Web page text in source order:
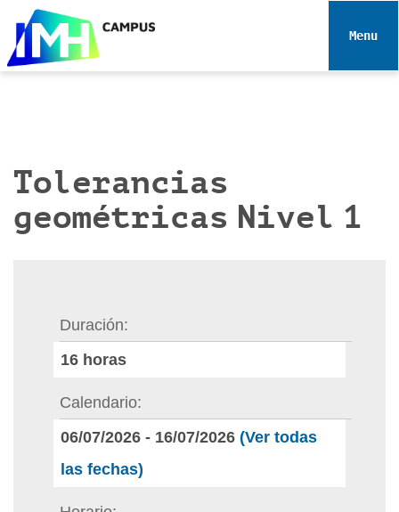
e
Toggle
Tolerancias
geométricas Nivel 1
Duración
16 horas
Calendario
06/07/2026 - 16/07/2026 (Ver todas
las fechas)